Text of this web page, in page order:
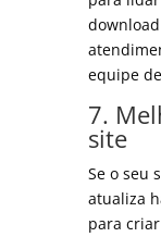
equipe
7.
site
Se o seu
atualiza
para